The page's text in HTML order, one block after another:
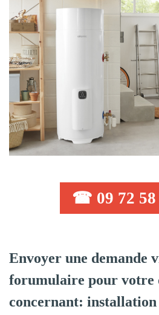
☎ 09 72 58
Envoyer une demande
forumulaire pour votre
concernant: installation